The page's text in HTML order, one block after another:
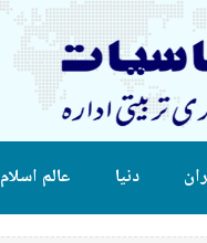
دنیا عالم اسلام